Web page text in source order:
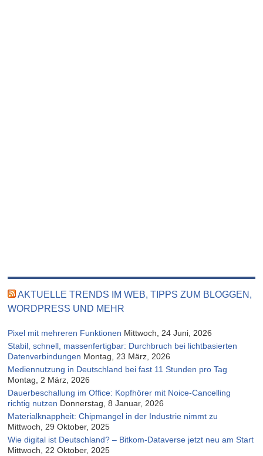
AKTUELLE TRENDS IM WEB, TIPPS ZUM BLOGGEN,
WORDPRESS UND MEHR
Pixel mit mehreren Funktionen Mittwoch, 24 Juni, 2026
Stabil, schnell, massenfertigbar: Durchbruch bei lichtbasierten
Datenverbindungen Montag, 23 März, 2026
Mediennutzung in Deutschland bei fast 11 Stunden pro Tag
Montag, 2 März, 2026
Dauerbeschallung im Office: Kopfhörer mit Noice-Cancelling
richtig nutzen Donnerstag, 8 Januar, 2026
Materialknappheit: Chipmangel in der Industrie nimmt zu
Mittwoch, 29 Oktober, 2025
Wie digital ist Deutschland? – Bitkom-Dataverse jetzt neu am Start
Mittwoch, 22 Oktober, 2025